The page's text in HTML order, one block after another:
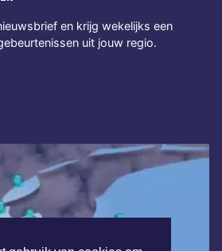
en krijg wekelijks een
uit jouw regio.